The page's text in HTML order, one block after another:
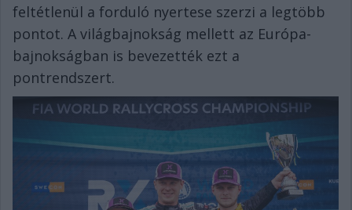
feltétlenül a forduló nyertese szerzi a legtöbb
pontot. A világbajnokság mellett az Európa-
bajnokságban is bevezették ezt a
pontrendszert.